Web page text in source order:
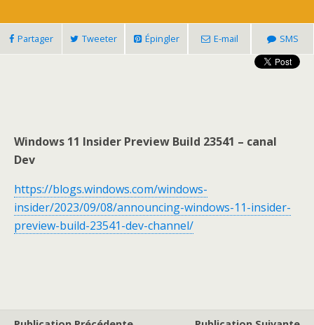
Partager Tweeter Épingler E-mail SMS
Windows 11 Insider Preview Build 23541 – canal
Dev
https://blogs.windows.com/windows-
insider/2023/09/08/announcing-windows-11-insider-
preview-build-23541-dev-channel/